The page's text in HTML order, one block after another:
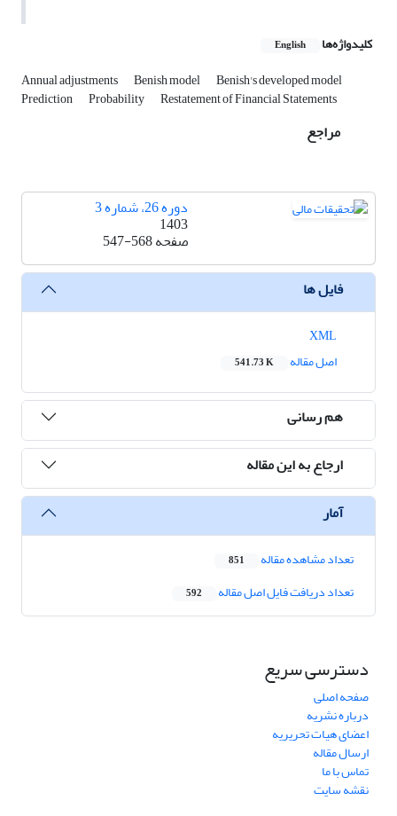
کلیدواژه‌ها English
Annual adjustments Benish model Benish's developed model
Prediction Probability Restatement of Financial Statements
مراجع
دوره 26، شماره 3
1403
صفحه547-568
فایل ها
اصل مقاله
541.73 K
هم رسانی
ارجاع به این مقاله
آمار
تعداد مشاهده مقاله 851
تعداد دریافت فایل اصل مقاله 592
دسترسی سریع
صفحه اصلی
درباره نشریه
اعضای هیات تحریریه
ارسال مقاله
تماس با ما
نقشه سایت